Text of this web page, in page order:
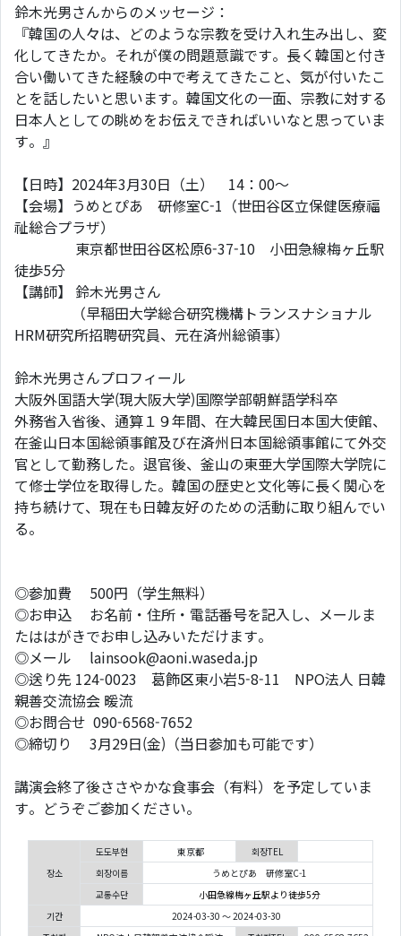
鈴木光男さんからのメッセージ：
『韓国の人々は、どのような宗教を受け入れ生み出し、変
化してきたか。それが僕の問題意識です。長く韓国と付き
合い働いてきた経験の中で考えてきたこと、気が付いたこ
とを話したいと思います。韓国文化の一面、宗教に対する
日本人としての眺めをお伝えできればいいなと思っていま
す。』
【日時】2024年3月30日（土） 14：00〜
【会場】うめとぴあ 研修室C-1（世田谷区立保健医療福
祉総合プラザ）
東京都世田谷区松原6-37-10 小田急線梅ヶ丘駅
徒歩5分
【講師】 鈴木光男さん
（早稲田大学総合研究機構トランスナショナル
HRM研究所招聘研究員、元在済州総領事）
鈴木光男さんプロフィール
大阪外国語大学(現大阪大学)国際学部朝鮮語学科卒
外務省入省後、通算１９年間、在大韓民国日本国大使館、
在釜山日本国総領事館及び在済州日本国総領事館にて外交
官として勤務した。退官後、釜山の東亜大学国際大学院に
て修士学位を取得した。韓国の歴史と文化等に長く関心を
持ち続けて、現在も日韓友好のための活動に取り組んでい
る。
◎参加費 500円（学生無料）
◎お申込 お名前・住所・電話番号を記入し、メールま
たははがきでお申し込みいただけます。
◎メール lainsook@aoni.waseda.jp
◎送り先 124-0023 葛飾区東小岩5-8-11 NPO法人 日韓
親善交流協会 暖流
◎お問合せ 090-6568-7652
◎締切り 3月29日(金)（当日参加も可能です）
講演会終了後ささやかな食事会（有料）を予定していま
す。どうぞご参加ください。
장소
도도부현 東京都
회장TEL
회장이름
うめとぴあ 研修室C-1
교통수단
小田急線梅ヶ丘駅より徒歩5分
기간
2024-03-30 ～ 2024-03-30